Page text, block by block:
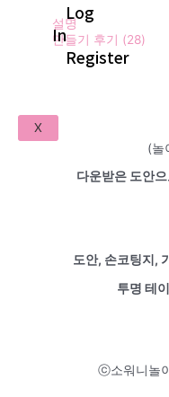
Log
In
Register
X
설명
만들기 후기 (28)
(놀
다운받은 도안
도안, 손코팅지,
투명 테
ⓒ소워니놀